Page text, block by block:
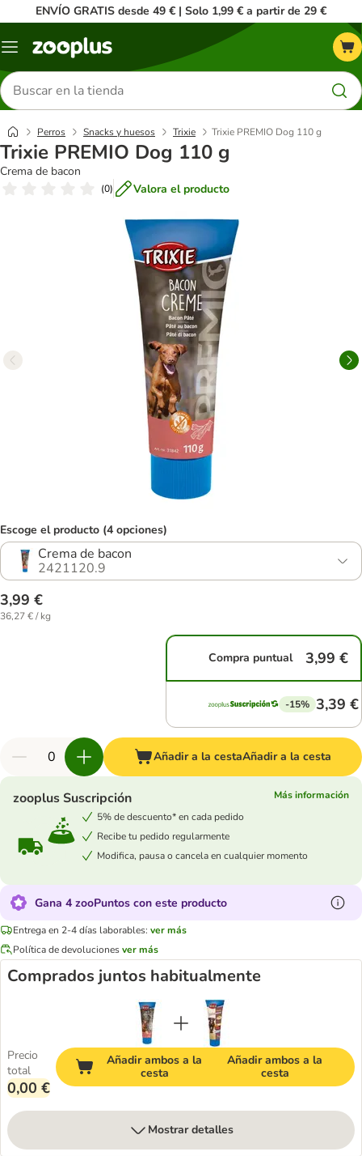
ENVÍO GRATIS desde 49 € | Solo 1,99 € a partir de 29 €
Menú
Buscar
productos
Perros Snacks y huesos Trixie Trixie PREMIO Dog 110 g
Trixie PREMIO Dog 110 g
Crema de bacon
(0) Valora el producto
Escoge el producto (4 opciones)
Crema de bacon
2421120.9
3,99 €
36,27 € / kg
Compra puntual 3,99 €
-15% 3,39 €
Añadir a la cestaAñadir a la cesta
zooplus Suscripción
Más información
5% de descuento* en cada pedido
Recibe tu pedido regularmente
Modifica, pausa o cancela en cualquier momento
Gana 4 zooPuntos con este producto
Entrega en 2-4 días laborables: ver más
Política de devolucionesver más
Comprados juntos habitualmente
Precio
total
0,00 €
Añadir ambos a la
cesta
Añadir ambos a la
cesta
Mostrar detalles